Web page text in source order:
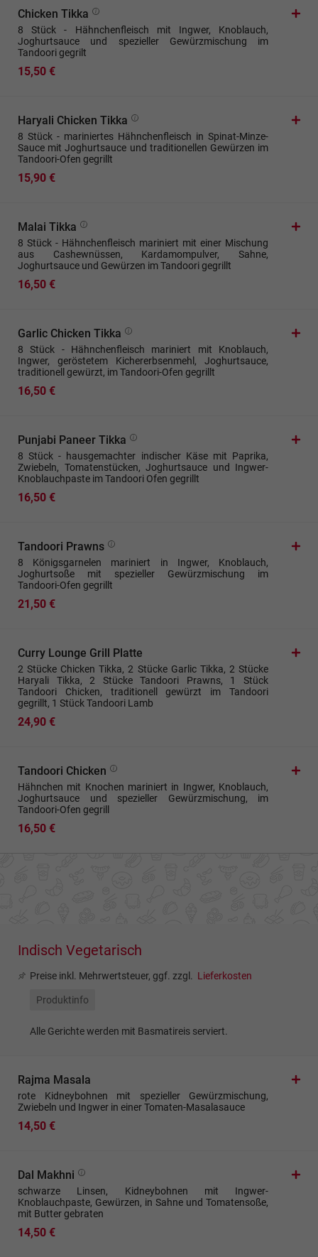
Chicken Tikka
8 Stück - Hähnchenfleisch mit Ingwer, Knoblauch,
Joghurtsauce und spezieller Gewürzmischung im
Tandoori gegrilt
15,50 €
Haryali Chicken Tikka
8 Stück - mariniertes Hähnchenfleisch in Spinat-Minze-
Sauce mit Joghurtsauce und traditionellen Gewürzen im
Tandoori-Ofen gegrillt
15,90 €
Malai Tikka
8 Stück - Hähnchenfleisch mariniert mit einer Mischung
aus Cashewnüssen, Kardamompulver, Sahne,
Joghurtsauce und Gewürzen im Tandoori gegrillt
16,50 €
Garlic Chicken Tikka
8 Stück - Hähnchenfleisch mariniert mit Knoblauch,
Ingwer, geröstetem Kichererbsenmehl, Joghurtsauce,
traditionell gewürzt, im Tandoori-Ofen gegrillt
16,50 €
Punjabi Paneer Tikka
8 Stück - hausgemachter indischer Käse mit Paprika,
Zwiebeln, Tomatenstücken, Joghurtsauce und Ingwer-
Knoblauchpaste im Tandoori Ofen gegrillt
16,50 €
Tandoori Prawns
8 Königsgarnelen mariniert in Ingwer, Knoblauch,
Joghurtsoße mit spezieller Gewürzmischung im
Tandoori-Ofen gegrillt
21,50 €
Curry Lounge Grill Platte
2 Stücke Chicken Tikka, 2 Stücke Garlic Tikka, 2 Stücke
Haryali Tikka, 2 Stücke Tandoori Prawns, 1 Stück
Tandoori Chicken, traditionell gewürzt im Tandoori
gegrillt, 1 Stück Tandoori Lamb
24,90 €
Tandoori Chicken
Hähnchen mit Knochen mariniert in Ingwer, Knoblauch,
Joghurtsauce und spezieller Gewürzmischung, im
Tandoori-Ofen gegrill
16,50 €
Indisch Vegetarisch
Preise inkl. Mehrwertsteuer, ggf. zzgl. Lieferkosten
Produktinfo
Alle Gerichte werden mit Basmatireis serviert.
Rajma Masala
rote Kidneybohnen mit spezieller Gewürzmischung,
Zwiebeln und Ingwer in einer Tomaten-Masalasauce
14,50 €
Dal Makhni
schwarze Linsen, Kidneybohnen mit Ingwer-
Knoblauchpaste, Gewürzen, in Sahne und Tomatensoße,
mit Butter gebraten
14,50 €